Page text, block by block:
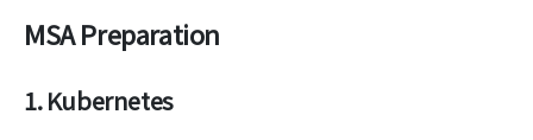
MSA Preparation
1. Kubernetes